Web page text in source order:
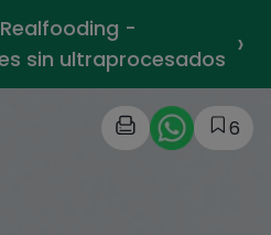
-
sin ultraprocesados ›
6